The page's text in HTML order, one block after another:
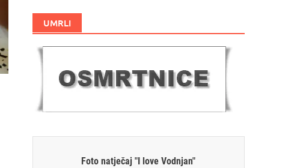
UMRLI
Foto natječaj "I love Vodnjan"